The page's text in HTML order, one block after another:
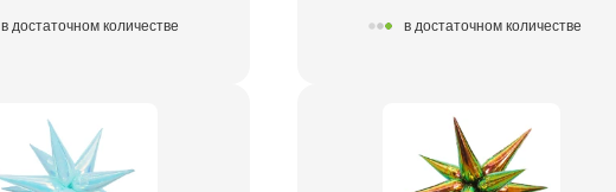
в достаточном количестве в достаточном количестве